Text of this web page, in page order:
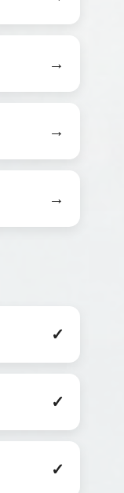
→
→
→
✓
✓
✓